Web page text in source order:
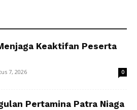
Keaktifan Peserta
7, 2026 0
Pertamina Patra Niaga